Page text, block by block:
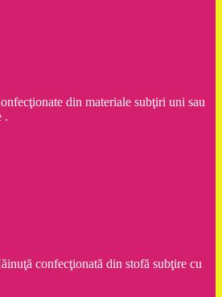
din materiale subţiri uni sau
.
confecţionată din stofă subţire cu